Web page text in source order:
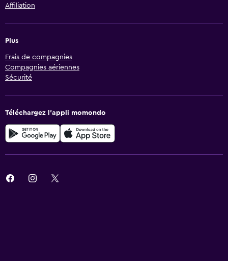
Affiliation
Plus
Frais de compagnies
Compagnies aériennes
Sécurité
Téléchargez l’appli momondo